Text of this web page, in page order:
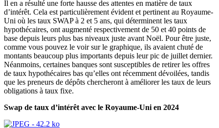
Il en a résulté une forte hausse des attentes en matière de taux
d’intérêt. Cela est particulièrement évident et pertinent au Royaume-
Uni où les taux SWAP à 2 et 5 ans, qui déterminent les taux
hypothécaires, ont augmenté respectivement de 50 et 40 points de
base depuis leurs plus bas niveaux juste avant Noël. Pour être juste,
comme vous pouvez le voir sur le graphique, ils avaient chuté de
montants beaucoup plus importants depuis leur pic de juillet dernier.
Néanmoins, certaines banques sont susceptibles de retirer les offres
de taux hypothécaires bas qu’elles ont récemment dévoilées, tandis
que les preneurs de dépôts chercheront à améliorer les taux de leurs
obligations à taux fixe.
Swap de taux d’intérêt avec le Royaume-Uni en 2024